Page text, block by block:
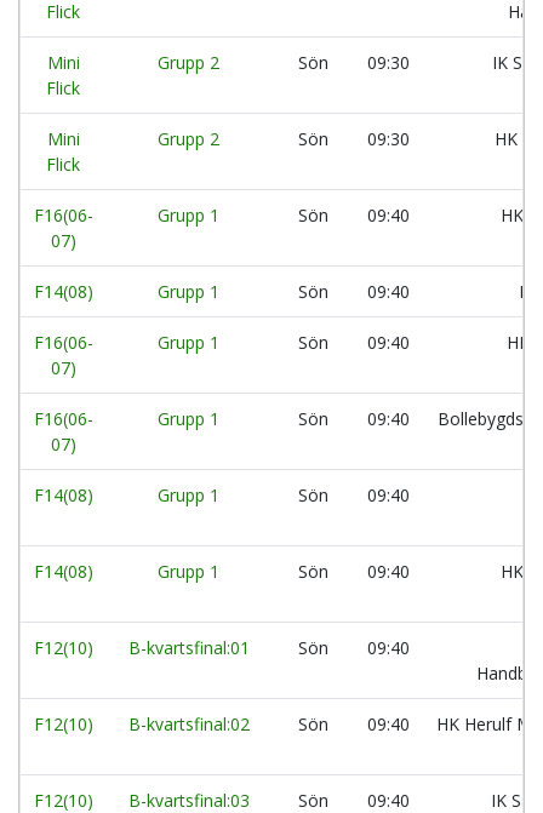
Flick
Mini
Flick
Grupp 2 Sön 09:30 IK
Mini
Flick
Grupp 2 Sön 09:30 HK
F16(06-
07)
Grupp 1 Sön 09:40 HK
F14(08) Grupp 1 Sön 09:40
F16(06-
07)
Grupp 1 Sön 09:40 HK
F16(06-
07)
Grupp 1 Sön 09:40 Bollebygds
F14(08) Grupp 1 Sön 09:40
F14(08) Grupp 1 Sön 09:40 HK
F12(10) B-kvartsfinal:01 Sön 09:40
F12(10) B-kvartsfinal:02 Sön 09:40 HK Herulf
F12(10) B-kvartsfinal:03 Sön 09:40 IK